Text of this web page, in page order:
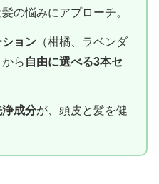
の悩みにアプローチ。
ョン （柑橘、ラベンダ
ら 自由に選べる3本セ
成分が、頭皮と髪を健